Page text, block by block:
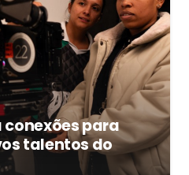
conexões para
talentos do